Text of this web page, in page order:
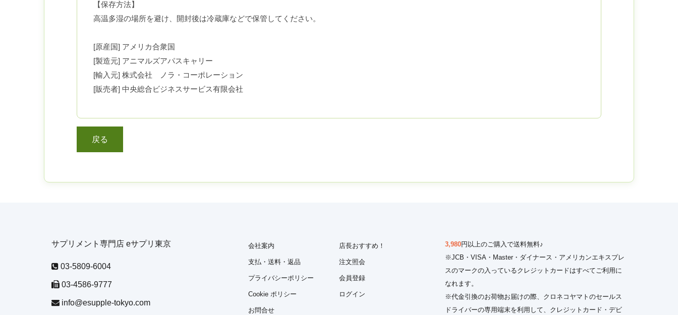
【保存方法】
高温多湿の場所を避け、開封後は冷蔵庫などで保管してください。
[原産国] アメリカ合衆国
[製造元] アニマルズアパスキャリー
[輸入元] 株式会社 ノラ・コーポレーション
[販売者] 中央総合ビジネスサービス有限会社
サプリメント専門店 eサプリ東京
03-5809-6004
03-4586-9777
info@esupple-tokyo.com
会社案内
支払・送料・返品
プライバシーポリシー
Cookie ポリシー
お問合せ
店長おすすめ！
注文照会
会員登録
ログイン
3,980円以上のご購入で送料無料♪
※JCB・VISA・Master・ダイナース・アメリカンエキスプレ
スのマークの入っているクレジットカードはすべてご利用に
なれます。
※代金引換のお荷物お届けの際、クロネコヤマトのセールス
ドライバーの専用端末を利用して、クレジットカード・デビ